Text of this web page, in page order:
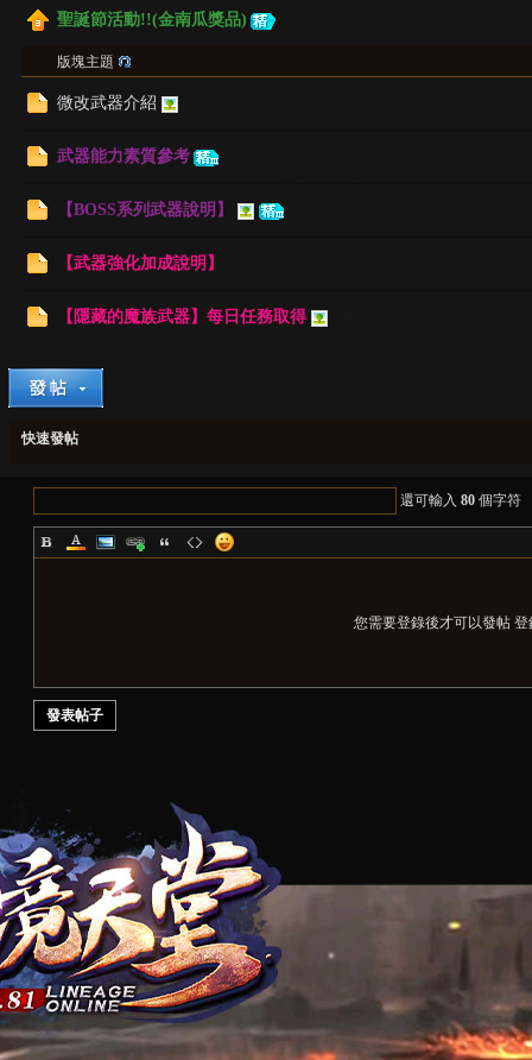
聖誕節活動!!(金南瓜獎品)
版塊主題
微改武器介紹
武器能力素質參考
【BOSS系列武器說明】
【武器強化加成說明】
【隱藏的魔族武器】每日任務取得
快速發帖
還可輸入 80 個字符
您需要登錄後才可以發帖 登
發表帖子